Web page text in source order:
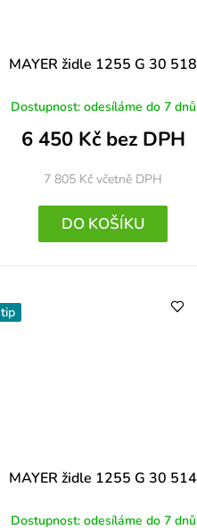
MAYER židle 1255 G 30 518
Dostupnost: odesíláme do 7 dnů
6 450 Kč bez DPH
7 805 Kčvčetně DPH
DO KOŠÍKU
tip
MAYER židle 1255 G 30 514
Dostupnost: odesíláme do 7 dnů